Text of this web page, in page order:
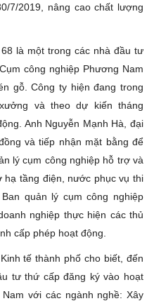
7/2019, nâng cao chất lượng
là một trong các nhà đầu tư
công nghiệp Phương Nam
gỗ. Công ty hiện đang trong
và theo dự kiến tháng
Anh Nguyễn Mạnh Hà, đại
và tiếp nhận mặt bằng để
lý cụm công nghiệp hỗ trợ và
hạ tầng điện, nước phục vụ thi
quản lý cụm công nghiệp
nghiệp thực hiện các thủ
cấp phép hoạt động.
tế thành phố cho biết, đến
tư thứ cấp đăng ký vào hoạt
với các ngành nghề: Xây